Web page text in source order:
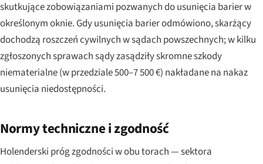
skutkujące zobowiązaniami pozwanych do usunięcia barier w
określonym oknie. Gdy usunięcia barier odmówiono, skarżący
dochodzą roszczeń cywilnych w sądach powszechnych; w kilku
zgłoszonych sprawach sądy zasądziły skromne szkody
niematerialne (w przedziale 500–7 500 €) nakładane na nakaz
usunięcia niedostępności.
Normy techniczne i zgodność
Holenderski próg zgodności w obu torach — sektora